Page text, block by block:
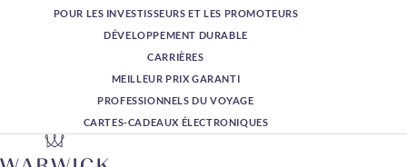
POUR LES INVESTISSEURS ET LES PROMOTEURS
DÉVELOPPEMENT DURABLE
CARRIÈRES
MEILLEUR PRIX GARANTI
PROFESSIONNELS DU VOYAGE
CARTES-CADEAUX ÉLECTRONIQUES